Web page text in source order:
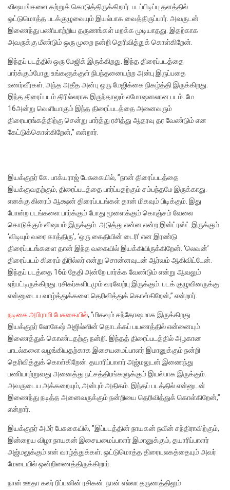
விஷ‌யங்களை கற்றுக் கொடுத்திருக்கிறார். படப்பிடிப்பு தளத்தில்
ஒட்டுமொத்த படக்குழுவையும் இயல்பாக வைத்திருப்பார். அவருடன்
இணைந்து பணியாற்றிய தருணங்கள் மறக்க முடியாதது. இதற்காக
அவருக்கு மீண்டும் ஒரு முறை நன்றி தெரிவித்துக் கொள்கிறேன்.
இந்தப் படத்தில் ஒரு மேஜிக் இருக்கிறது. இந்த திரைப்படத்தை
பார்க்கும்போது உங்களுக்குள் நிபந்தனையற்ற அன்பு இருப்பதை
உணர்வீர்கள். அந்த அதீத அன்பு ஒரு மேஜிக்கை நிகழ்த்தி இருக்கிறது.
இந்த திரைப்படம் திரில்லராக இருந்தாலும் எமோஷனலான படம். மே
16அன்று வெளியாகும் இந்த திரைப்படத்தை அனைவரும்
திரையரங்கத்திற்கு சென்று பார்த்து ரசித்து ஆதரவு தர வேண்டும் என
கேட்டுக்கொள்கிறேன்,” என்றார்.
இயக்குநர் கே. பாக்யராஜ் பேசுகையில், ”நான் திரைப்படத்தை
இயக்குவதற்கும், திரைப்படத்தை பார்ப்பதற்கும் சம்பந்தமே இருக்காது.
எனக்கு கிரைம் ஆக்ஷன் திரைப்படங்கள் தான் மிகவும் பிடிக்கும். இது
போன்ற படங்களை பார்க்கும் போது மூளைக்கும் கொஞ்சம் வேலை
கொடுக்கும் விஷ‌யம் இருக்கும். அடுத்து என்ன என்ற இன்ட்ரஸ்ட் இருக்கும்.
‘விடியும் வரை காத்திரு’, ‘ஒரு கைதியின் டைரி’ என இரண்டு
திரைப்படங்களை தான் இந்த வகையில் இயக்கியிருக்கிறேன். ‘லெவன்’
திரைப்படம் கிரைம் திரில்லர் என்று சொன்னவுடன் ஆர்வம் ஆகிவிட்டேன்.‌
இந்தப் படத்தை 16ம் தேதி அன்றே பார்க்க வேண்டும் என்று ஆவலும்
ஏற்பட்டிருக்கிறது. ரசிகர்களிடமும் வரவேற்பு இருக்கும். படக் குழுவினருக்கு
என்னுடைய வாழ்த்துக்களை தெரிவித்துக் கொள்கிறேன்,” என்றார்.
நடிகை அபிராமி பேசுகையில், ”மிகவும் சந்தோஷமாக இருக்கிறது.
இயக்குநர் லோகேஷ் அஜில்ஸின் தொடக்கப் பயணத்தில் என்னையும்
இணைத்துக் கொண்டதற்கு நன்றி. இந்தத் திரைப்படத்தில் அழகான
பாடல்களை வழங்கியதற்காக இசையமைப்பாளர் இமானுக்கும் நன்றி
தெரிவித்துக் கொள்கிறேன். தயாரிப்பாளர் அஜ்மலுடன் இணைந்து
பணியாற்றுவது அனைத்து நட்சத்திரங்களுக்கும் இயல்பாக இருக்கும்.
அவருடைய அக்கறையும், அன்பும் அதிகம். இந்தப் படத்தில் என்னுடன்
இணைந்து நடித்த அனைவருக்கும் நன்றியை தெரிவித்துக் கொள்கிறேன்,”
என்றார்.
இயக்குநர் அமீர் பேசுகையில், ”இப்படத்தின் நாயகன் நவீன் சந்திராவிற்கும்,
இன்றைய விழா நாயகன் இசையமைப்பாளர் இமானுக்கும், தயாரிப்பாளர்
அஜ்மலுக்கும் என் வாழ்த்துக்கள். ஒட்டுமொத்த திரையுலகத்தையும் அவ‌ர்
மேடையில் ஒன்றிணைத்திருக்கிறார்.
நான் ஊதா கலர் ரிப்பனின் ரசிகன். நான் எல்லா தருணத்திலும்